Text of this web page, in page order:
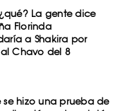
La gente dice
Florinda
a Shakira por
Chavo del 8
se hizo una prueba de